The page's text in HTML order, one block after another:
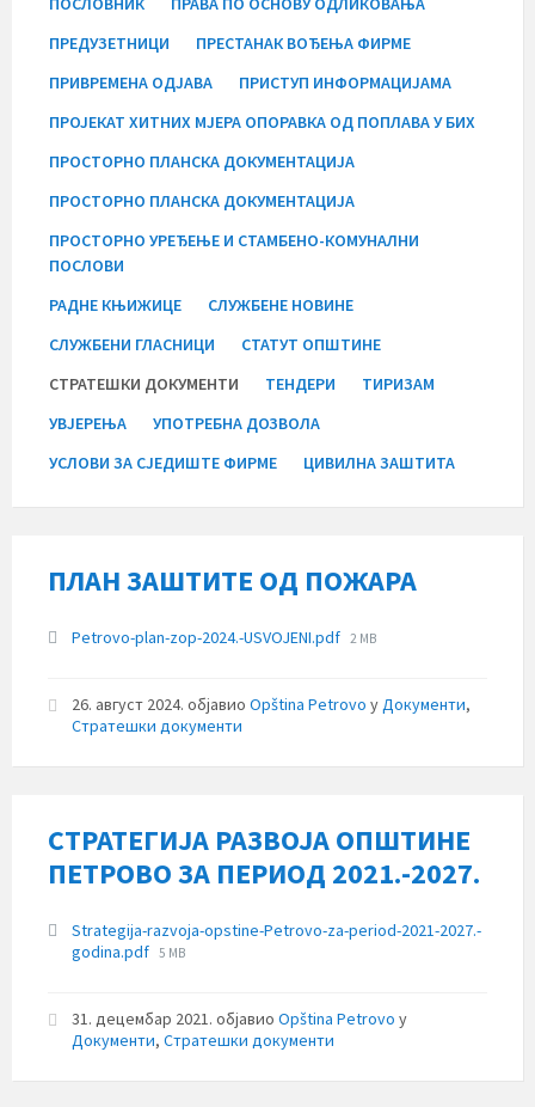
ПРЕДУЗЕТНИЦИ
ПРЕСТАНАК ВОЂЕЊА ФИРМЕ
ПРИВРЕМЕНА ОДЈАВА
ПРИСТУП ИНФОРМАЦИЈАМА
ПРОЈЕКАТ ХИТНИХ МЈЕРА ОПОРАВКА ОД ПОПЛАВА У БИХ
ПРОСТОРНО ПЛАНСКА ДОКУМЕНТАЦИЈА
ПРОСТОРНО ПЛАНСКА ДОКУМЕНТАЦИЈА
ПРОСТОРНО УРЕЂЕЊЕ И СТАМБЕНО-КОМУНАЛНИ
ПОСЛОВИ
РАДНЕ КЊИЖИЦЕ
СЛУЖБЕНЕ НОВИНЕ
СЛУЖБЕНИ ГЛАСНИЦИ
СТАТУТ ОПШТИНЕ
СТРАТЕШКИ ДОКУМЕНТИ
ТЕНДЕРИ
ТИРИЗАМ
УВЈЕРЕЊА
УПОТРЕБНА ДОЗВОЛА
УСЛОВИ ЗА СЈЕДИШТЕ ФИРМЕ
ЦИВИЛНА ЗАШТИТА
ПЛАН ЗАШТИТЕ ОД ПОЖАРА
Прилози
Petrovo-plan-zop-2024.-USVOJENI.pdf File
2 MB
26. август 2024. објавио Opština Petrovo уДокументи,
Стратешки документи
СТРАТЕГИЈА РАЗВОЈА ОПШТИНЕ
ПЕТРОВО ЗА ПЕРИОД 2021.-2027.
Прилози
Strategija-razvoja-opstine-Petrovo-za-period-2021-2027.-
godina.pdf File
5 MB
31. децембар 2021. објавио Opština Petrovo у
Документи, Стратешки документи